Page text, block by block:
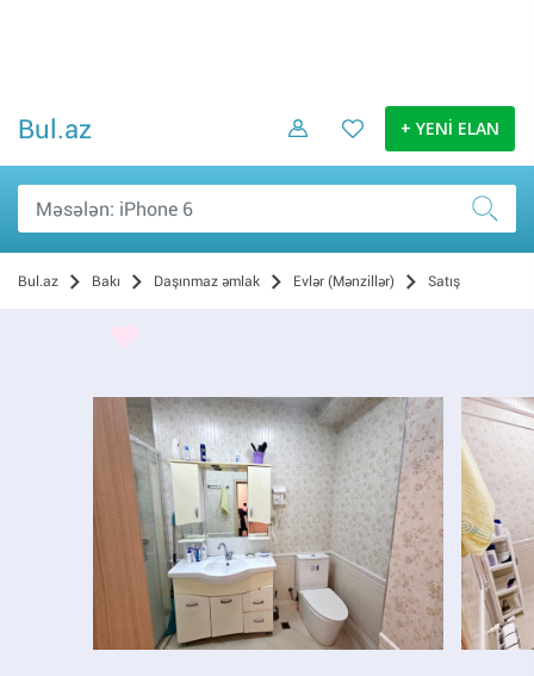
Bul.az + YENİ ELAN
Bul.az Bakı Daşınmaz əmlak Evlər (Mənzillər) Satış